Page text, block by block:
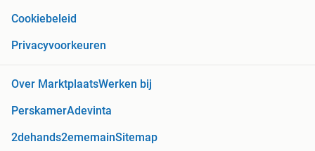
Cookiebeleid
Privacyvoorkeuren
Over MarktplaatsWerken bij
PerskamerAdevinta
2dehands2ememainSitemap